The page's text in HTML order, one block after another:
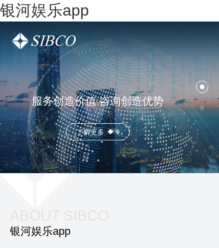
银河娱乐app
服务创造价值 咨询创造优势
了解更多
银河娱乐app